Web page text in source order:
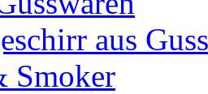
aus
Smoker